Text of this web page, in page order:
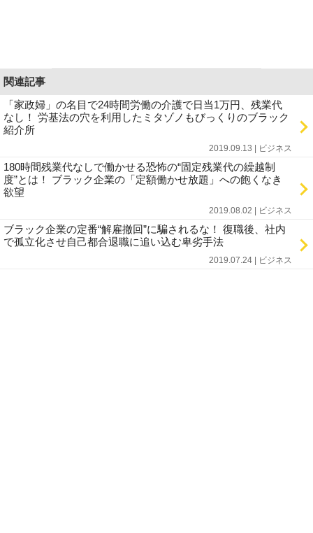
関連記事
「家政婦」の名目で24時間労働の介護で日当1万円、残業代
なし！ 労基法の穴を利用したミタゾノもびっくりのブラック
紹介所
2019.09.13 | ビジネス
180時間残業代なしで働かせる恐怖の“固定残業代の繰越制
度”とは！ ブラック企業の「定額働かせ放題」への飽くなき
欲望
2019.08.02 | ビジネス
ブラック企業の定番“解雇撤回”に騙されるな！ 復職後、社内
で孤立化させ自己都合退職に追い込む卑劣手法
2019.07.24 | ビジネス